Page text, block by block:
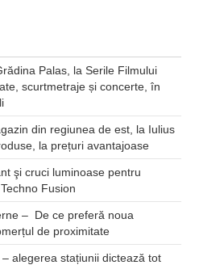
Palas, la Serile Filmului
scurtmetraje și concerte, în
din regiunea de est, la Iulius
la prețuri avantajoase
şi cruci luminoase pentru
Fusion
– De ce preferă noua
de proximitate
alegerea stațiunii dictează tot